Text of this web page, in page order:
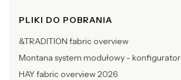
PLIKI DO POBRANIA
&TRADITION fabric overview
Montana system modułowy - konfigurator
HAY fabric overview 2026